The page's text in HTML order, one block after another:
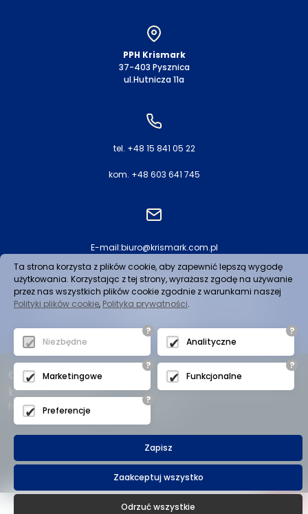
PPH Krismark
37-403 Pysznica
ul.Hutnicza 11a
tel. +48 15 841 05 22
kom. +48 603 641 745
E-mail:biuro@krismark.com.pl
Zapraszamy wszystkich handlowców do
współpracy!
Towar do odbiorcy dostarczamy własnym
transportem
© 2023 -PPH Krismark
Wszelkie prawa zastrzeżone -
krismark.com.pl.
Projekt i realizacja strony www Expo-net.pl
Ta strona korzysta z plików cookie, aby zapewnić lepszą wygodę
użytkowania. Korzystając z tej strony, wyrażasz zgodę na używanie
przez nas wszystkich plików cookie zgodnie z warunkami naszej
Polityki plików cookie, Polityka prywatności.
?
Niezbędne
?
Analityczne
?
Marketingowe
?
Funkcjonalne
?
Preferencje
Zapisz
Zaakceptuj wszystko
Odrzuć wszystkie